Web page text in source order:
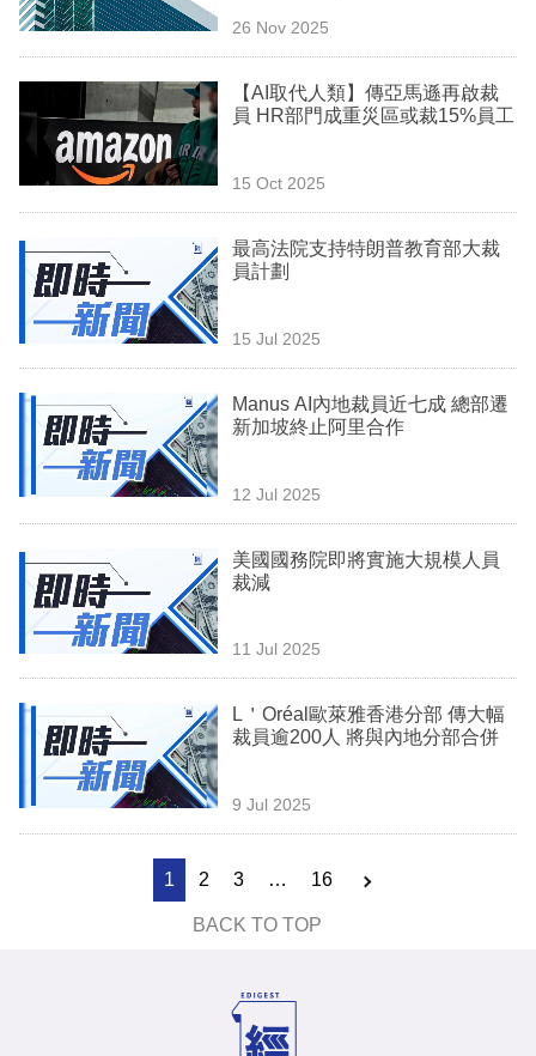
欄
訂
閱
26 Nov 2025
【AI取代人類】傳亞馬遜再啟裁
員 HR部門成重災區或裁15%員工
15 Oct 2025
最高法院支持特朗普教育部大裁
員計劃
15 Jul 2025
Manus AI內地裁員近七成 總部遷
新加坡終止阿里合作
12 Jul 2025
美國國務院即將實施大規模人員
裁減
11 Jul 2025
L＇Oréal歐萊雅香港分部 傳大幅
裁員逾200人 將與內地分部合併
9 Jul 2025
1 2 3 … 16
BACK TO TOP